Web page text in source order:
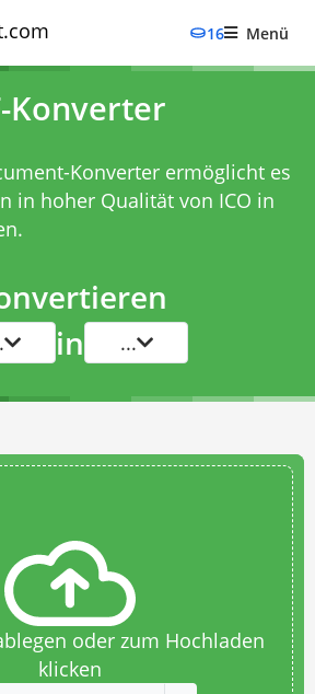
16 Menü
Konverter
Konverter ermöglicht es
in hoher Qualität von ICO in
in ...
oder zum Hochladen
klicken